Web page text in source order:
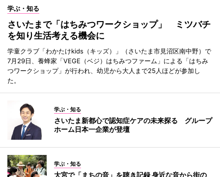
学ぶ・知る
さいたまで「はちみつワークショップ」 ミツバチ
を知り生活考える機会に
学童クラブ「わかたけkids（キッズ）」（さいたま市見沼区南中野）で
7月29日、養蜂家「VEGE（ベジ）はちみつファーム」による「はちみ
つワークショップ」が行われ、幼児から大人まで25人ほどが参加し
た。
学ぶ・知る
さいたま新都心で認知症ケアの未来探る グループ
ホーム日本一企業が登壇
学ぶ・知る
大宮で「まちの音」を聴き記録 身近な音から街の